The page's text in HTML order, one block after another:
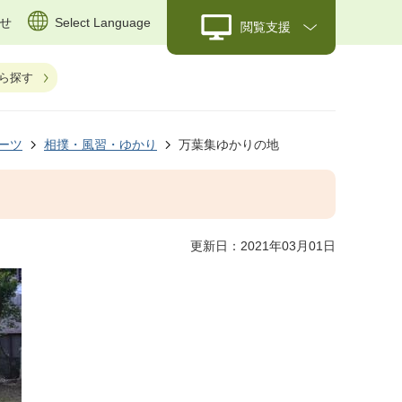
Select Language 閲覧支援
探す
ツ 相撲・風習・ゆかり 万葉集ゆかりの地
更新日：2021年03月01日